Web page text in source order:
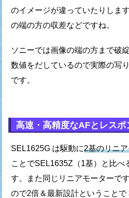
のイメージが違っていたりします
の端の方の収差などですね。
ソニーでは画像の端の方まで破
数値をだしているので実際の写
です。
高速・高精度なAFとレスポ
SEL1625G は駆動に2基のリニ
ことでSEL1635Z（1基）と比べ
す。
また同じリニアモーターで
ので2倍＆最新設計ということで